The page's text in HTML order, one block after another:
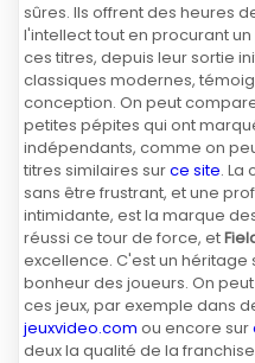
sûres. Ils offrent des heures
l'intellect tout en procurant
ces titres, depuis leur sortie
classiques modernes,
conception. On peut
petites pépites qui ont
indépendants, comme on
titres similaires surce site. La
sans être frustrant, et une
intimidante, est la marque
réussi ce tour de force, et
excellence. C'est un
bonheur des joueurs. On
ces jeux, par exemple dans
jeuxvideo.com ou encore sur
deux la qualité de la